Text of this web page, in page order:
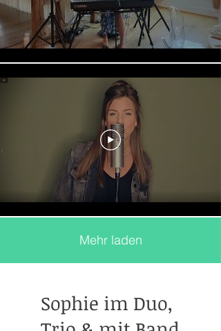
Mehr laden
Sophie im Duo,